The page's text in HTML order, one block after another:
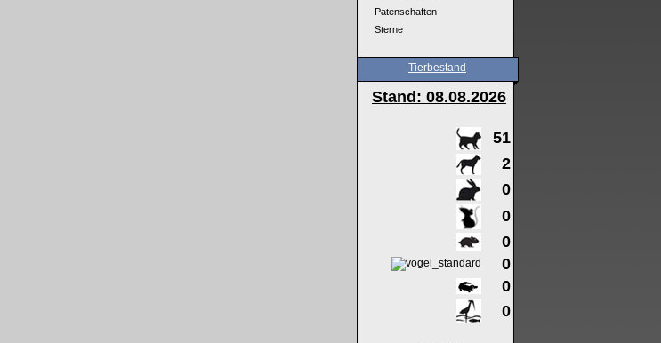
Patenschaften
Sterne
Tierbestand
Stand: 08.08.2026
51
2
0
0
0
0
0
0